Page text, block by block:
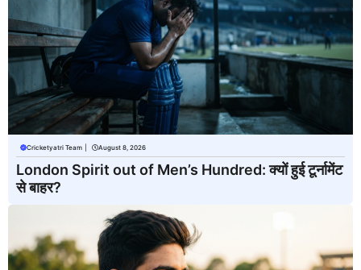
Cricketyatri Team August 8, 2026
London Spirit out of Men’s Hundred: क्यों हुई टूर्नामेंट
से बाहर?